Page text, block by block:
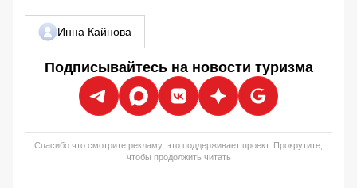
Инна Кайнова
Подписывайтесь на новости туризма
Спасибо что смотрите рекламу, это поддерживает проект. Прокрутите,
чтобы продолжить читать